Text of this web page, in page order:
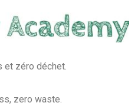
et zéro déchet.
zero waste.